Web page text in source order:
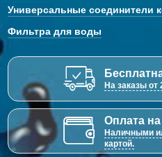
Универсальные соединители
Фильтра для воды
На заказы от
Оплата
Наличными
картой.